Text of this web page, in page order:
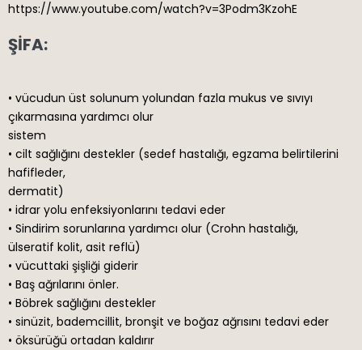
https://www.youtube.com/watch?v=3Podm3KzohE
ŞİFA:
• vücudun üst solunum yolundan fazla mukus ve sıvıyı
çıkarmasına yardımcı olur
sistem
• cilt sağlığını destekler (sedef hastalığı, egzama belirtilerini
hafifleder,
dermatit)
• idrar yolu enfeksiyonlarını tedavi eder
• Sindirim sorunlarına yardımcı olur (Crohn hastalığı,
ülseratif kolit, asit reflü)
• vücuttaki şişliği giderir
• Baş ağrılarını önler.
• Böbrek sağlığını destekler
• sinüzit, bademcillit, bronşit ve boğaz ağrısını tedavi eder
• öksürüğü ortadan kaldırır